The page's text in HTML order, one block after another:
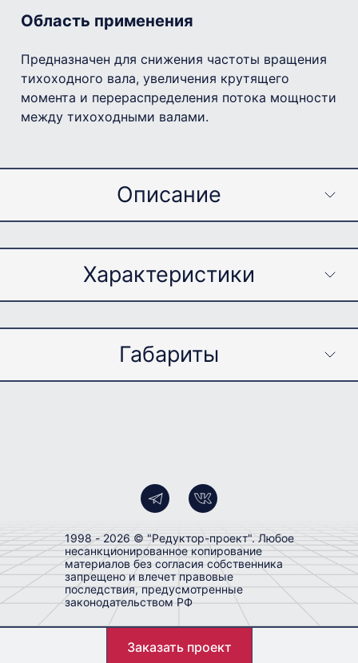
Область применения
Предназначен для снижения частоты вращения
тихоходного вала, увеличения крутящего
момента и перераспределения потока мощности
между тихоходными валами.
Описание
Характеристики
Параметр
Параллельное
Крутящий момент Н*м 560
Суммарное межосевое
расстояние, мм
700
Габариты
Заказать проект
1998 - 2026 © "Редуктор-проект". Любое
несанкционированное копирование
материалов без согласия собственника
запрещено и влечет правовые
последствия, предусмотренные
законодательством РФ